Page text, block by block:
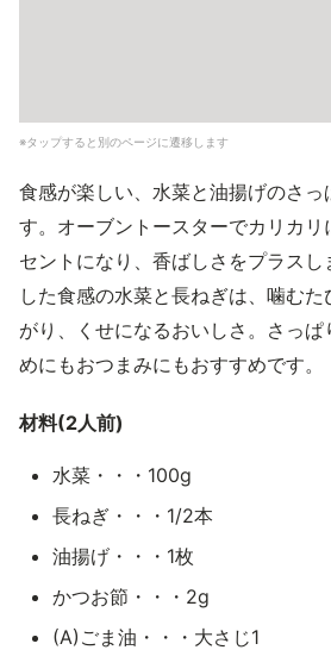
※タップすると別のページに遷移します
食感が楽しい、水菜と油揚げのさ
す。オーブントースターでカリカリ
セントになり、香ばしさをプラスし
した食感の水菜と長ねぎは、噛む
がり、くせになるおいしさ。さっ
めにもおつまみにもおすすめです。
材料(2人前)
水菜・・・100g
長ねぎ・・・1/2本
油揚げ・・・1枚
かつお節・・・2g
(A)ごま油・・・大さじ1